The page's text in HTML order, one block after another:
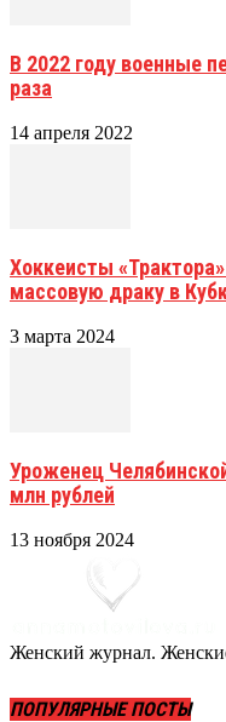
В 2022 году военные
раза
14 апреля 2022
Хоккеисты
массовую драку в
3 марта 2024
Уроженец
млн рублей
13 ноября 2024
Женский журнал.
ПОПУЛЯРНЫЕ ПОСТЫ